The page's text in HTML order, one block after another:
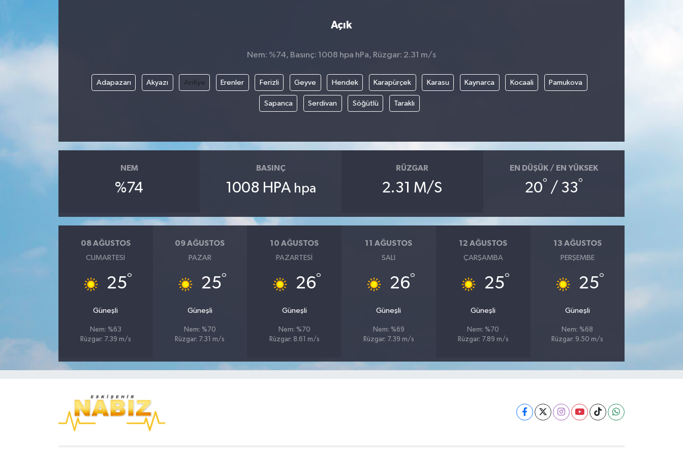
Açık
Nem: %74, Basınç: 1008 hpa hPa, Rüzgar: 2.31 m/s
Adapazarı Akyazı Arifiye Erenler Ferizli Geyve Hendek Karapürçek Karasu Kaynarca Kocaali Pamukova
Sapanca Serdivan Söğütlü Taraklı
NEM
%74
BASINÇ
1008 HPA hpa
RÜZGAR
2.31 M/S
EN DÜŞÜK / EN YÜKSEK
20° / 33°
08 AĞUSTOS
CUMARTESI
25°
Güneşli
Nem: %63
Rüzgar: 7.39 m/s
09 AĞUSTOS
PAZAR
25°
Güneşli
Nem: %70
Rüzgar: 7.31 m/s
10 AĞUSTOS
PAZARTESI
26°
Güneşli
Nem: %70
Rüzgar: 8.61 m/s
11 AĞUSTOS
SALI
26°
Güneşli
Nem: %69
Rüzgar: 7.39 m/s
12 AĞUSTOS
ÇARŞAMBA
25°
Güneşli
Nem: %70
Rüzgar: 7.89 m/s
13 AĞUSTOS
PERŞEMBE
25°
Güneşli
Nem: %68
Rüzgar: 9.50 m/s
Kültür Sanat
Yurttan